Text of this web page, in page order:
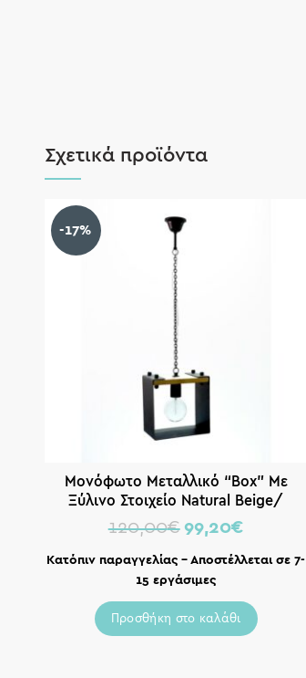
Σχετικά προϊόντα
-17%
Μονόφωτο Μεταλλικό “Box” Με
Ξύλινο Στοιχείο Natural Beige/
Μαύρο Μ23
120,00€ 99,20€
Κατόπιν παραγγελίας – Αποστέλλεται σε 7-
15 εργάσιμες
Προσθήκη στο καλάθι